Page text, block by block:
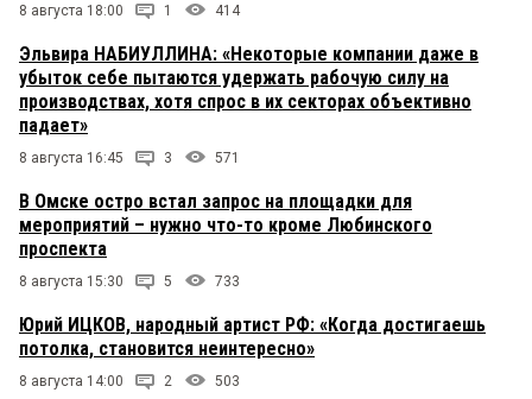
8 августа 18:00 1 414
Эльвира НАБИУЛЛИНА: «Некоторые компании даже в
убыток себе пытаются удержать рабочую силу на
производствах, хотя спрос в их секторах объективно
падает»
8 августа 16:45 3 571
В Омске остро встал запрос на площадки для
мероприятий – нужно что-то кроме Любинского
проспекта
8 августа 15:30 5 733
Юрий ИЦКОВ, народный артист РФ: «Когда достигаешь
потолка, становится неинтересно»
8 августа 14:00 2 503